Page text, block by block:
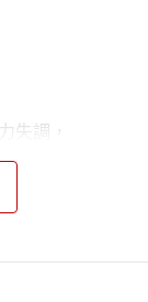
失調，